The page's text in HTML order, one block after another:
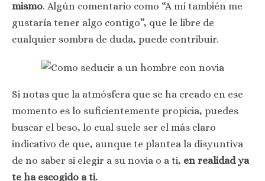
mismo. Algún comentario como “A mí también me
gustaría tener algo contigo”, que le libre de
cualquier sombra de duda, puede contribuir.
Si notas que la atmósfera que se ha creado en ese
momento es lo suficientemente propicia, puedes
buscar el beso, lo cual suele ser el más claro
indicativo de que, aunque te plantea la disyuntiva
de no saber si elegir a su novia o a ti, en realidad ya
te ha escogido a ti.